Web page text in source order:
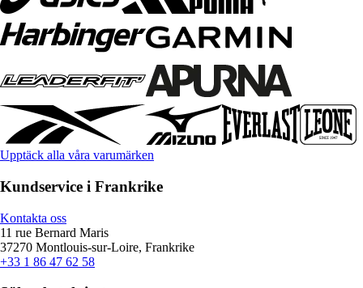
Upptäck alla våra varumärken
Kundservice i Frankrike
Kontakta oss
11 rue Bernard Maris
37270 Montlouis-sur-Loire, Frankrike
+33 1 86 47 62 58